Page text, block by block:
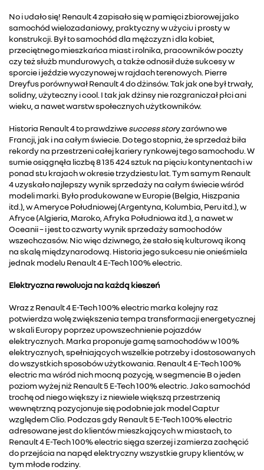
No i udało się! Renault 4 zapisało się w pamięci zbiorowej jako
samochód wielozadaniowy, praktyczny w użyciu i prosty w
konstrukcji. Był to samochód dla mężczyzn i dla kobiet,
przeciętnego mieszkańca miast i rolnika, pracowników poczty
czy też służb mundurowych, a także odnosił duże sukcesy w
sporcie i jeździe wyczynowej w rajdach terenowych. Pierre
Dreyfus porównywał Renault 4 do dżinsów. Tak jak one był trwały,
solidny, użyteczny i cool. I tak jak dżinsy nie rozgraniczał płci ani
wieku, a nawet warstw społecznych użytkowników.
Historia Renault 4 to prawdziwesuccess story zarówno we
Francji, jak i na całym świecie. Do tego stopnia, że sprzedaż biła
rekordy na przestrzeni całej kariery rynkowej tego samochodu. W
sumie osiągnęła liczbę 8 135 424 sztuk na pięciu kontynentach i w
ponad stu krajach w okresie trzydziestu lat. Tym samym Renault
4 uzyskało najlepszy wynik sprzedaży na całym świecie wśród
modeli marki. Było produkowane w Europie (Belgia, Hiszpania
itd.), w Ameryce Południowej (Argentyna, Kolumbia, Peru itd.), w
Afryce (Algieria, Maroko, Afryka Południowa itd.), a nawet w
Oceanii – i jest to czwarty wynik sprzedaży samochodów
wszechczasów. Nic więc dziwnego, że stało się kulturową ikoną
na skalę międzynarodową. Historia jego sukcesu nie onieśmiela
jednak modelu Renault 4 E-Tech 100% electric.
Elektryczna rewolucja na każdą kieszeń
Wraz z Renault 4 E-Tech 100% electric marka kolejny raz
potwierdza wolę zwiększenia tempa transformacji energetycznej
w skali Europy poprzez upowszechnienie pojazdów
elektrycznych. Marka proponuje gamę samochodów w 100%
elektrycznych, spełniających wszelkie potrzeby i dostosowanych
do wszystkich sposobów użytkowania. Renault 4 E-Tech 100%
electric ma wśród nich mocną pozycję, w segmencie B o jeden
poziom wyżej niż Renault 5 E-Tech 100% electric. Jako samochód
trochę od niego większy i z niewiele większą przestrzenią
wewnętrzną pozycjonuje się podobnie jak model Captur
względem Clio. Podczas gdy Renault 5 E-Tech 100% electric
adresowane jest do klientów mieszkających w miastach, to
Renault 4 E-Tech 100% electric sięga szerzej i zamierza zachęcić
do przejścia na napęd elektryczny wszystkie grupy klientów, w
tym młode rodziny.